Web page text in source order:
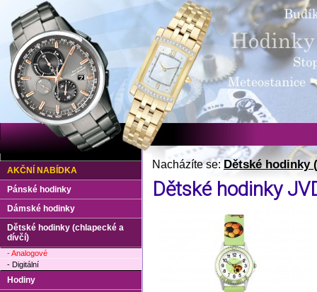
Nacházíte se:Dětské hodinky
Dětské hodinky
AKČNÍ NABÍDKA
Pánské hodinky
Dámské hodinky
Dětské hodinky (chlapecké a
dívčí)
- Analogové
- Digitální
Hodiny